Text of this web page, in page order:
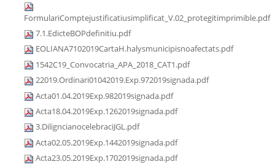
FormulariComptejustificatiusimplificat_V.02_protegitimprimible.pdf
7.1.EdicteBOPdefinitiu.pdf
EOLIANA7102019CartaH.halysmunicipisnoafectats.pdf
1542C19_Convocatria_APA_2018_CAT1.pdf
22019.Ordinari01042019.Exp.972019signada.pdf
Acta01.04.2019Exp.982019signada.pdf
Acta18.04.2019Exp.1262019signada.pdf
3.DiligncianocelebraciJGL.pdf
Acta02.05.2019Exp.1442019signada.pdf
Acta23.05.2019Exp.1702019signada.pdf